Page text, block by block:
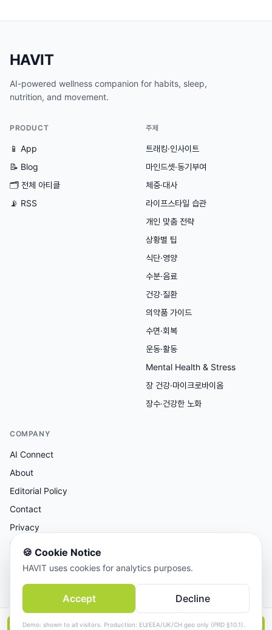
HAVIT
AI-powered wellness companion for habits, sleep,
nutrition, and movement.
PRODUCT
📱 App
📝 Blog
🗂 전체 아티클
📡 RSS
주제
트래킹·인사이트
마인드셋·동기부여
체중·대사
라이프스타일 습관
개인 맞춤 전략
상황별 팁
식단·영양
수분·음료
건강·질환
의약품 가이드
수면·회복
운동·활동
Mental Health & Stress
장 건강·마이크로바이옴
장수·건강한 노화
COMPANY
AI Connect
About
Editorial Policy
Contact
Privacy
Terms
AI 보조 리서치, 사람이 검토한 콘텐츠.
🍪 Cookie Notice
HAVIT uses cookies for analytics purposes.
Accept Decline
Demo: shown to all visitors. Production: EU/EEA/UK/CH geo only (PRD §10.1).